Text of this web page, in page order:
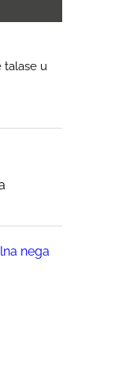
talase u
nega